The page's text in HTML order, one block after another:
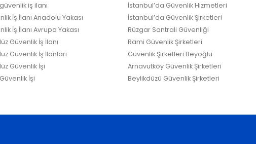
iş ilanı
İş İlanı Anadolu Yakası
İş İlanı Avrupa Yakası
Güvenlik İş İlanı
Güvenlik İş İlanları
Güvenlik İşi
İşi
İstanbul’da Güvenlik Hizmetleri
İstanbul’da Güvenlik Şirketleri
Rüzgar Santrali Güvenliği
Rami Güvenlik Şirketleri
Güvenlik Şirketleri Beyoğlu
Arnavutköy Güvenlik Şirketleri
Beylikdüzü Güvenlik Şirketleri